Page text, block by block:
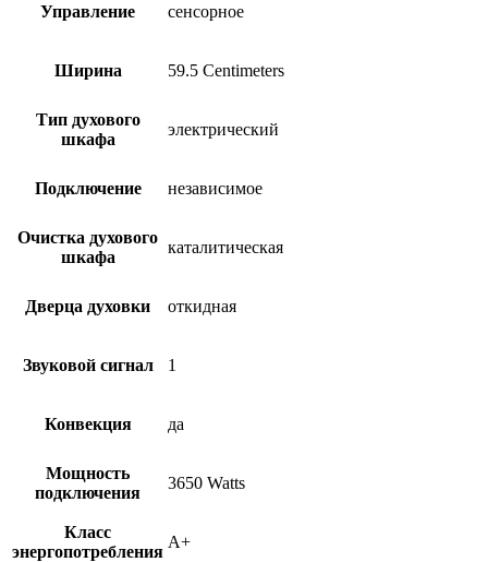
Управление сенсорное
Ширина 59.5 Centimeters
Тип духового
шкафа
электрический
Подключение независимое
Очистка духового
шкафа
каталитическая
Дверца духовки откидная
Звуковой сигнал 1
Конвекция да
Мощность
подключения
3650 Watts
Класс
энергопотребления
A+